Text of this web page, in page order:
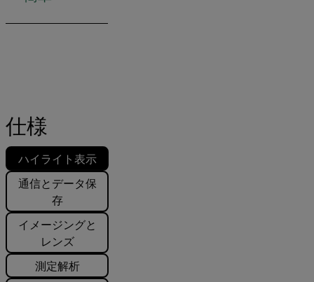
仕様
ハイライト表示
通信とデータ保
存
イメージングと
レンズ
測定解析